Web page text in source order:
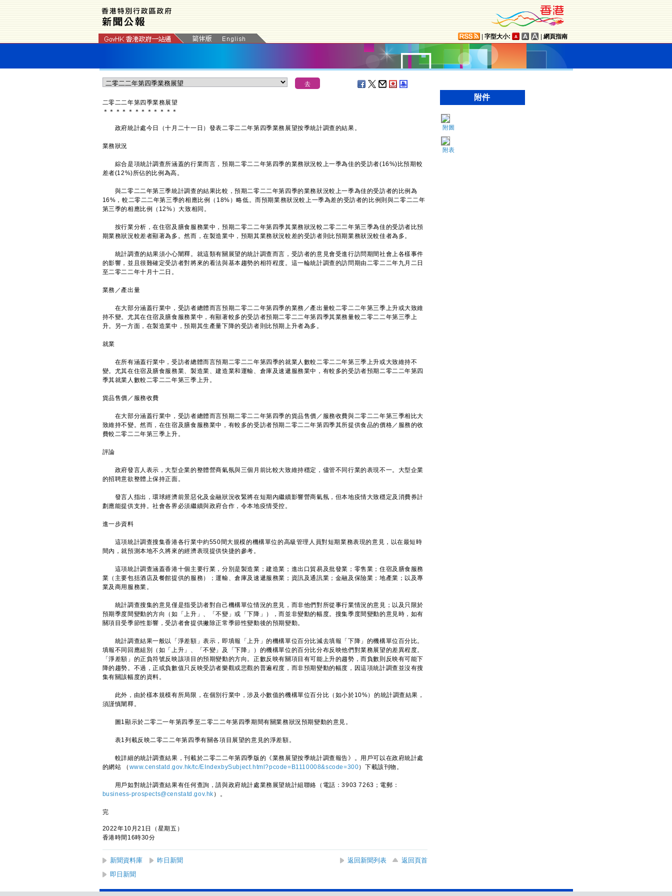
字型大小: 網頁指南
二零二二年第四季業務展望
＊ ＊ ＊ ＊ ＊ ＊ ＊ ＊ ＊ ＊ ＊ ＊
政府統計處今日（十月二十一日）發表二零二二年第四季業務展望按季統計調查的結果。
業務狀況
綜合是項統計調查所涵蓋的行業而言，預期二零二二年第四季的業務狀況較上一季為佳的受訪者(16%)比預期較
差者(12%)所佔的比例為高。
與二零二二年第三季統計調查的結果比較，預期二零二二年第四季的業務狀況較上一季為佳的受訪者的比例為
16%，較二零二二年第三季的相應比例（18%）略低。而預期業務狀況較上一季為差的受訪者的比例則與二零二二年
第三季的相應比例（12%）大致相同。
按行業分析，在住宿及膳食服務業中，預期二零二二年第四季其業務狀況較二零二二年第三季為佳的受訪者比預
期業務狀況較差者顯著為多。然而，在製造業中，預期其業務狀況較差的受訪者則比預期業務狀況較佳者為多。
統計調查的結果須小心闡釋。就這類有關展望的統計調查而言，受訪者的意見會受進行訪問期間社會上各樣事件
的影響，並且很難確定受訪者對將來的看法與基本趨勢的相符程度。這一輪統計調查的訪問期由二零二二年九月二日
至二零二二年十月十二日。
業務／產出量
在大部分涵蓋行業中，受訪者總體而言預期二零二二年第四季的業務／產出量較二零二二年第三季上升或大致維
持不變。尤其在住宿及膳食服務業中，有顯著較多的受訪者預期二零二二年第四季其業務量較二零二二年第三季上
升。另一方面，在製造業中，預期其生產量下降的受訪者則比預期上升者為多。
就業
在所有涵蓋行業中，受訪者總體而言預期二零二二年第四季的就業人數較二零二二年第三季上升或大致維持不
變。尤其在住宿及膳食服務業、製造業、建造業和運輸、倉庫及速遞服務業中，有較多的受訪者預期二零二二年第四
季其就業人數較二零二二年第三季上升。
貨品售價／服務收費
在大部分涵蓋行業中，受訪者總體而言預期二零二二年第四季的貨品售價／服務收費與二零二二年第三季相比大
致維持不變。然而，在住宿及膳食服務業中，有較多的受訪者預期二零二二年第四季其所提供食品的價格／服務的收
費較二零二二年第三季上升。
評論
政府發言人表示，大型企業的整體營商氣氛與三個月前比較大致維持穩定，儘管不同行業的表現不一。大型企業
的招聘意欲整體上保持正面。
發言人指出，環球經濟前景惡化及金融狀況收緊將在短期內繼續影響營商氣氛，但本地疫情大致穩定及消費券計
劃應能提供支持。社會各界必須繼續與政府合作，令本地疫情受控。
進一步資料
這項統計調查搜集香港各行業中約550間大規模的機構單位的高級管理人員對短期業務表現的意見，以在最短時
間內，就預測本地不久將來的經濟表現提供快捷的參考。
這項統計調查涵蓋香港十個主要行業，分別是製造業；建造業；進出口貿易及批發業；零售業；住宿及膳食服務
業（主要包括酒店及餐館提供的服務）；運輸、倉庫及速遞服務業；資訊及通訊業；金融及保險業；地產業；以及專
業及商用服務業。
統計調查搜集的意見僅是指受訪者對自己機構單位情況的意見，而非他們對所從事行業情況的意見；以及只限於
預期季度間變動的方向（如「上升」、「不變」或「下降」），而並非變動的幅度。搜集季度間變動的意見時，如有
關項目受季節性影響，受訪者會提供撇除正常季節性變動後的預期變動。
統計調查結果一般以「淨差額」表示，即填報「上升」的機構單位百分比減去填報「下降」的機構單位百分比。
填報不同回應組別（如「上升」、「不變」及「下降」）的機構單位的百分比分布反映他們對業務展望的差異程度。
「淨差額」的正負符號反映該項目的預期變動的方向。正數反映有關項目有可能上升的趨勢，而負數則反映有可能下
降的趨勢。不過，正或負數值只反映受訪者樂觀或悲觀的普遍程度，而非預期變動的幅度，因這項統計調查並沒有搜
集有關該幅度的資料。
此外，由於樣本規模有所局限，在個別行業中，涉及小數值的機構單位百分比（如小於10%）的統計調查結果，
須謹慎闡釋。
圖1顯示於二零二一年第四季至二零二二年第四季期間有關業務狀況預期變動的意見。
表1列載反映二零二二年第四季有關各項目展望的意見的淨差額。
較詳細的統計調查結果，刊載於二零二二年第四季版的《業務展望按季統計調查報告》。用戶可以在政府統計處
的網站 （ www.censtatd.gov.hk/tc/EIndexbySubject.html?pcode=B1110008&scode=300）下載該刊物。
用戶如對統計調查結果有任何查詢，請與政府統計處業務展望統計組聯絡（電話：3903 7263；電郵：
business-prospects@censtatd.gov.hk ）。
完
2022年10月21日（星期五）
香港時間16時30分
新聞資料庫 昨日新聞 返回新聞列表
返回頁首
即日新聞
附件
附圖
附表